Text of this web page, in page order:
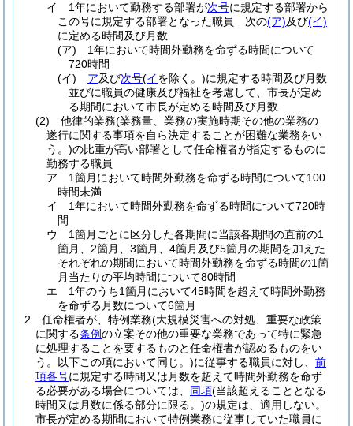
イ
1年において勤務する部署が次号に規定する部署から
この号に規定する部署となった職員 次の(ア)及び(イ)
に定める時間及び月数
(ア)
1年において時間外勤務を命ずる時間について
720時間
(イ)
ア及び次号(イを除く。)に規定する時間及び月数
並びに職員の健康及び福祉を考慮して、市長が定め
る期間において市長が定める時間及び月数
(2)
他律的業務(業務量、業務の実施時期その他の業務の
遂行に関する事項を自ら決定することが困難な業務をい
う。)の比重が高い部署として任命権者が指定するものに
勤務する職員
ア
1箇月において時間外勤務を命ずる時間について100
時間未満
イ
1年において時間外勤務を命ずる時間について720時
間
ウ
1箇月ごとに区分した各期間に当該各期間の直前の1
箇月、2箇月、3箇月、4箇月及び5箇月の期間を加えた
それぞれの期間において時間外勤務を命ずる時間の1箇
月当たりの平均時間について80時間
エ
1年のうち1箇月において45時間を超えて時間外勤務
を命ずる月数について6箇月
2
任命権者が、特例業務(大規模災害への対処、重要な政策
に関する条例の立案その他の重要な業務であって特に緊急
に処理することを要するものと任命権者が認めるものをい
う。以下この項において同じ。)に従事する職員に対し、 前
項各号に規定する時間又は月数を超えて時間外勤務を命ず
る必要がある場合については、 同項(当該超えることとなる
時間又は月数に係る部分に限る。)の規定は、適用しない。
市長が定める期間において特例業務に従事していた職員に